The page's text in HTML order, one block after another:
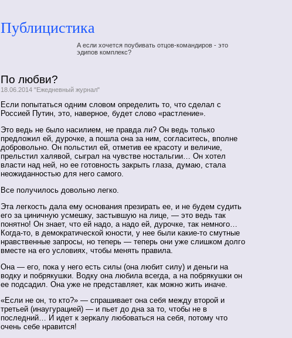
Публицистика
А если хочется поубивать отцов-командиров - это
эдипов комплекс?
По любви?
18.06.2014 "Ежедневный журнал"
Если попытаться одним словом определить то, что сделал с
Россией Путин, это, наверное, будет слово «растление».
Это ведь не было насилием, не правда ли? Он ведь только
предложил ей, дурочке, а пошла она за ним, согласитесь, вполне
добровольно. Он польстил ей, отметив ее красоту и величие,
прельстил халявой, сыграл на чувстве ностальгии… Он хотел
власти над ней, но ее готовность закрыть глаза, думаю, стала
неожиданностью для него самого.
Все получилось довольно легко.
Эта легкость дала ему основания презирать ее, и не будем судить
его за циничную усмешку, застывшую на лице, — это ведь так
понятно! Он знает, что ей надо, а надо ей, дурочке, так немного…
Когда-то, в демократической юности, у нее были какие-то смутные
нравственные запросы, но теперь — теперь они уже слишком долго
вместе на его условиях, чтобы менять правила.
Она — его, пока у него есть силы (она любит силу) и деньги на
водку и побрякушки. Водку она любила всегда, а на побрякушки он
ее подсадил. Она уже не представляет, как можно жить иначе.
«Если не он, то кто?» — спрашивает она себя между второй и
третьей (инаугурацией) — и пьет до дна за то, чтобы не в
последний… И идет к зеркалу любоваться на себя, потому что
очень себе нравится!